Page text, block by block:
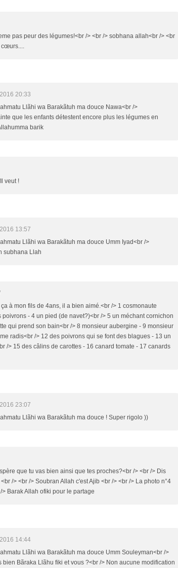
pas peur des légumes!<br /> <br /> sobhana allah<br /> <br
cœurs....
20:33
Llãhi wa Barakãtuh ma douce Nawa<br />
que les enfants détestent encore plus les légumes en
barik
veut !
13:57
Llãhi wa Barakãtuh ma douce Umm Iyad<br />
subhana Llah
à mon fils de 4ans, il a bien aimé.<br /> 1 cosmonaute
- 4 un pied (de navet?)<br /> 5 un méchant cornichon
qui prend son bain<br /> 8 monsieur aubergine - 9 monsieur
radis<br /> 12 des poivrons qui se font des blagues - 13 un
/> 15 des câlins de carottes - 16 canard tomate - 17 canards
23:07
Llãhi wa Barakãtuh ma douce ! Super rigolo ))
que tu vas bien ainsi que tes proches?<br /> <br /> Dis
/> <br /> Soubran Allah c'est Ajib <br /> <br /> La photo n°4
Barak Allah ofiki pour le partage
14:44
Llãhi wa Barakãtuh ma douce Umm Souleyman<br />
Bãraka Llãhu fiki et vous ?<br /> Non aucune modification